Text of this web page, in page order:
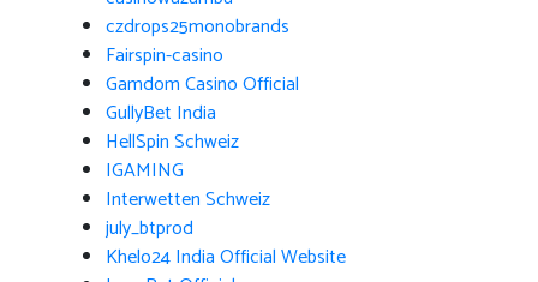
czdrops25monobrands
Fairspin-casino
Gamdom Casino Official
GullyBet India
HellSpin Schweiz
IGAMING
Interwetten Schweiz
july_btprod
Khelo24 India Official Website